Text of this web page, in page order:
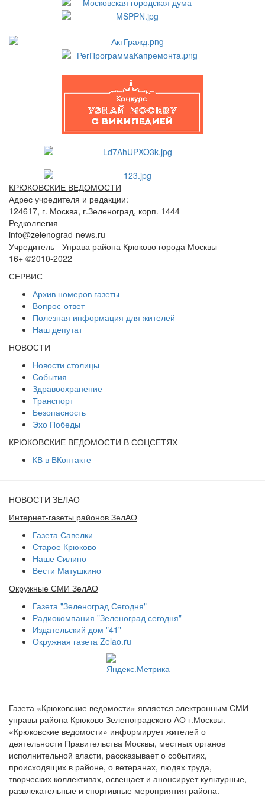
КРЮКОВСКИЕ ВЕДОМОСТИ
Адрес учредителя и редакции:
124617, г. Москва, г.Зеленоград, корп. 1444
Редколлегия
info@zelenograd-news.ru
Учредитель - Управа района Крюково города Москвы
16+ ©2010-2022
СЕРВИС
Архив номеров газеты
Вопрос-ответ
Полезная информация для жителей
Наш депутат
НОВОСТИ
Новости столицы
События
Здравоохранение
Транспорт
Безопасность
Эхо Победы
КРЮКОВСКИЕ ВЕДОМОСТИ В СОЦСЕТЯХ
КВ в ВКонтакте
НОВОСТИ ЗЕЛАО
Интернет-газеты районов ЗелАО
Газета Савелки
Старое Крюково
Наше Силино
Вести Матушкино
Окружные СМИ ЗелАО
Газета "Зеленоград Сегодня"
Радиокомпания "Зеленоград сегодня"
Издательский дом "41"
Окружная газета Zelao.ru
Газета «Крюковские ведомости» является электронным СМИ
управы района Крюково Зеленоградского АО г.Москвы.
«Крюковские ведомости» информирует жителей о
деятельности Правительства Москвы, местных органов
исполнительной власти, рассказывает о событиях,
происходящих в районе, о ветеранах, людях труда,
творческих коллективах, освещает и анонсирует культурные,
развлекательные и спортивные мероприятия района.